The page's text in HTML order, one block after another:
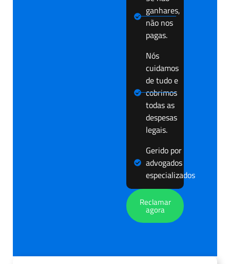
ganhares,
não nos
pagas.
Nós
cuidamos
de tudo e
cobrimos
todas as
despesas
legais.
Gerido por
advogados
especializados
Reclamar
agora